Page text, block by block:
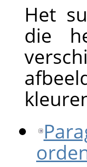
Het
die